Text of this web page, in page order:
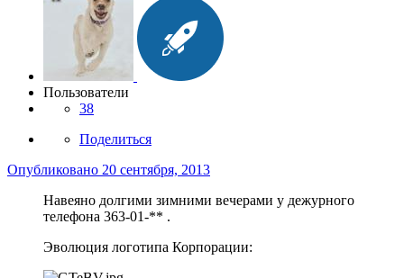
Пользователи
38
Поделиться
Опубликовано 20 сентября, 2013
Навеяно долгими зимними вечерами у дежурного
телефона 363-01-** .
Эволюция логотипа Корпорации: